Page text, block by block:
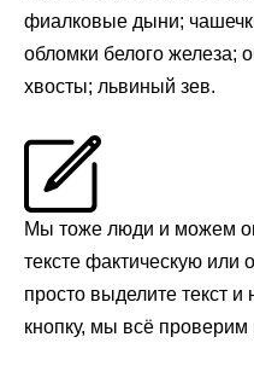
фиалковые дыни;
обломки белого железа;
хвосты; львиный зев.
Мы тоже люди и можем
тексте фактическую
просто выделите текст
кнопку, мы всё